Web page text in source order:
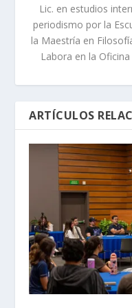
Lic. en estudios
periodismo por la
la Maestría en
Labora en la
ARTÍCULOS